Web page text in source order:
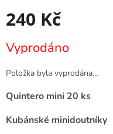
240 Kč
cena:
Vyprodáno
Položka byla vyprodána…
Quintero mini 20 ks
Kubánské minidoutníky